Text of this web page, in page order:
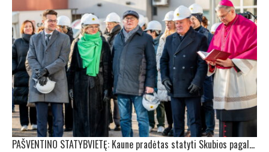
PAŠVENTINO STATYBVIETĘ: Kaune pradėtas statyti Skubios pagalbos ir reanimacijos korpusas